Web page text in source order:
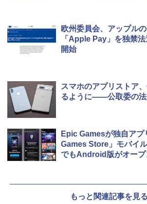
欧州委員会、アップル
「Apple Pay」を独禁
開始
スマホのアプリストア
るように――公取委の法
Epic Gamesが独自ア
Games Store」モバイ
でもAndroid版がオープ
もっと関連記事を見る